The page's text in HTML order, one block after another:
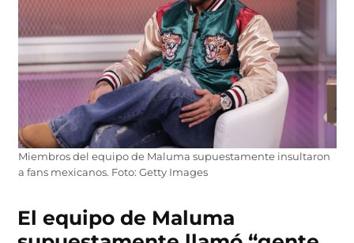
Miembros del equipo de Maluma supuestamente insultaron
a fans mexicanos. Foto: Getty Images
El equipo de Maluma